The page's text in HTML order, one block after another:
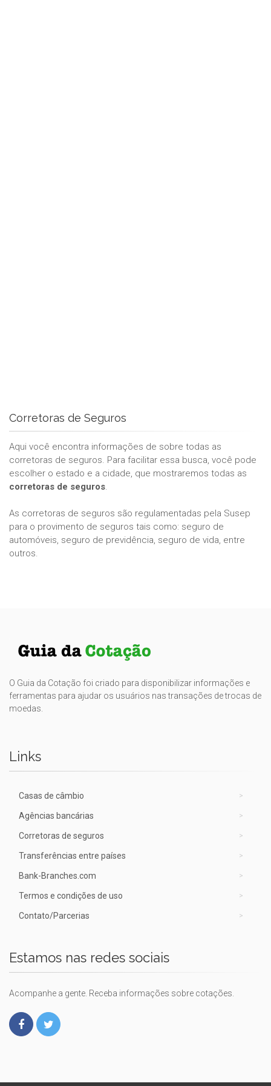
Corretoras de Seguros
Aqui você encontra informações de sobre todas as
corretoras de seguros. Para facilitar essa busca, você pode
escolher o estado e a cidade, que mostraremos todas as
corretoras de seguros.
As corretoras de seguros são regulamentadas pela Susep
para o provimento de seguros tais como: seguro de
automóveis, seguro de previdência, seguro de vida, entre
outros.
O Guia da Cotação foi criado para disponibilizar informações e
ferramentas para ajudar os usuários nas transações de trocas de
moedas.
Links
Casas de câmbio
Agências bancárias
Corretoras de seguros
Transferências entre países
Bank-Branches.com
Termos e condições de uso
Contato/Parcerias
Estamos nas redes sociais
Acompanhe a gente. Receba informações sobre cotações.